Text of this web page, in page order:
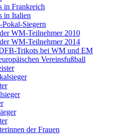
in Frankreich
in Italien
Siegern
WM-Teilnehmer 2010
WM-Teilnehmer 2014
Trikots bei WM und EM
Vereinsfußball
der Frauen